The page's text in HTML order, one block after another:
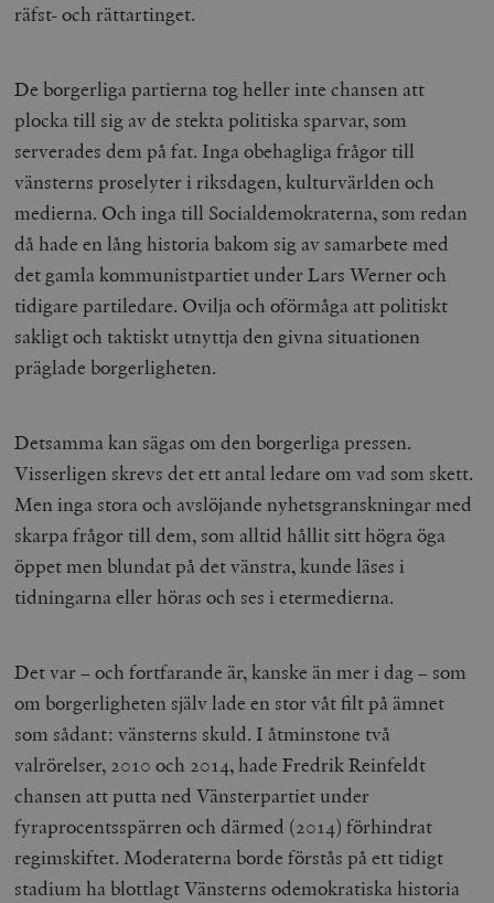
räfst- och rättartinget.
De borgerliga partierna tog heller inte chansen att
plocka till sig av de stekta politiska sparvar, som
serverades dem på fat. Inga obehagliga frågor till
vänsterns proselyter i riksdagen, kulturvärlden och
medierna. Och inga till Socialdemokraterna, som redan
då hade en lång historia bakom sig av samarbete med
det gamla kommunistpartiet under Lars Werner och
tidigare partiledare. Ovilja och oförmåga att politiskt
sakligt och taktiskt utnyttja den givna situationen
präglade borgerligheten.
Detsamma kan sägas om den borgerliga pressen.
Visserligen skrevs det ett antal ledare om vad som skett.
Men inga stora och avslöjande nyhetsgranskningar med
skarpa frågor till dem, som alltid hållit sitt högra öga
öppet men blundat på det vänstra, kunde läses i
tidningarna eller höras och ses i etermedierna.
Det var – och fortfarande är, kanske än mer i dag – som
om borgerligheten själv lade en stor våt filt på ämnet
som sådant: vänsterns skuld. I åtminstone två
valrörelser, 2010 och 2014, hade Fredrik Reinfeldt
chansen att putta ned Vänsterpartiet under
fyraprocentsspärren och därmed (2014) förhindrat
regimskiftet. Moderaterna borde förstås på ett tidigt
stadium ha blottlagt Vänsterns odemokratiska historia